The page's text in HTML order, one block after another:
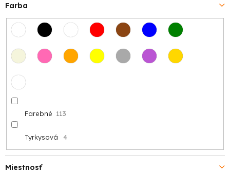
Farba
Farebné 113
Tyrkysová 4
Miestnosť